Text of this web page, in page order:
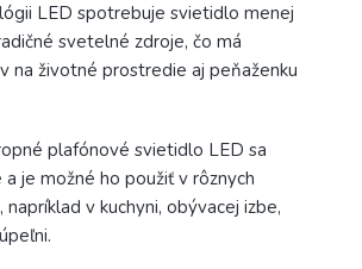
LED spotrebuje svietidlo menej
svetelné zdroje, čo má
na životné prostredie aj peňaženku
plafónové svietidlo LED sa
a je možné ho použiť v rôznych
v kuchyni, obývacej izbe,